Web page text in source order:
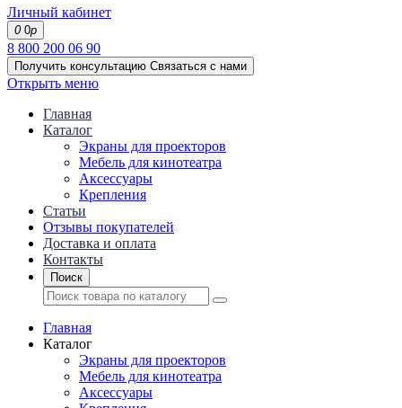
Личный кабинет
0 0р
8 800 200 06 90
Получить консультацию Связаться с нами
Открыть меню
Главная
Каталог
Экраны для проекторов
Mебель для кинотеатра
Аксессуары
Крепления
Статьи
Отзывы покупателей
Доставка и оплата
Контакты
Поиск
Главная
Каталог
Экраны для проекторов
Mебель для кинотеатра
Аксессуары